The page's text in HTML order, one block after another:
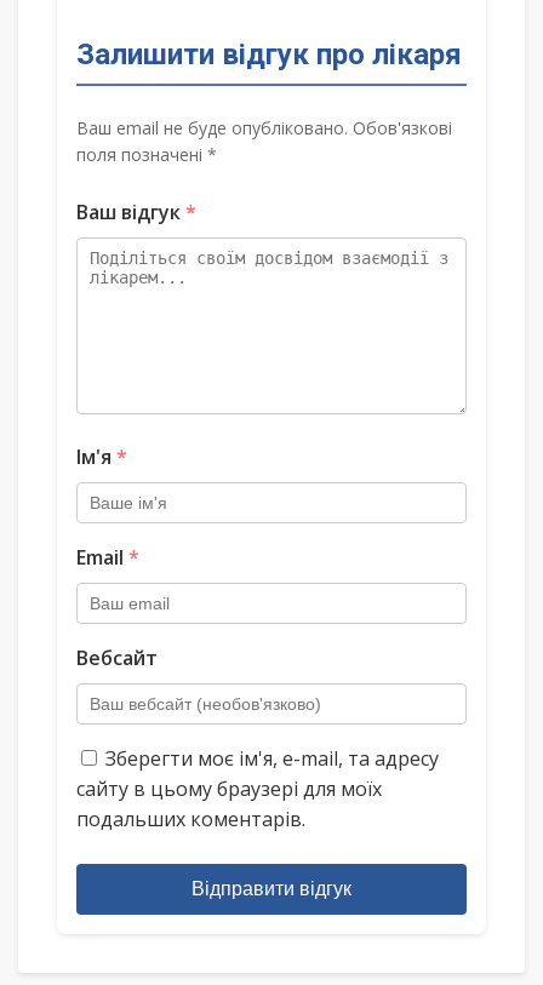
Залишити відгук про лікаря
Ваш email не буде опубліковано. Обов'язкові
поля позначені *
Ваш відгук*
Ім'я *
Email *
Вебсайт
Зберегти моє ім'я, e-mail, та адресу
сайту в цьому браузері для моїх
подальших коментарів.
Відправити відгук